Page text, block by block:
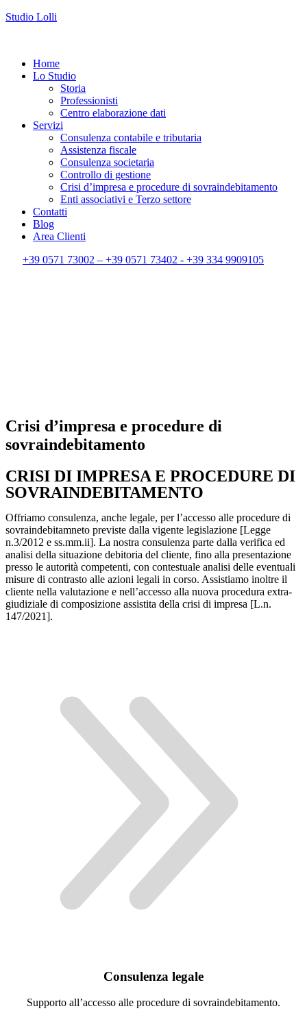
Studio Lolli
Home
Lo Studio
Storia
Professionisti
Centro elaborazione dati
Servizi
Consulenza contabile e tributaria
Assistenza fiscale
Consulenza societaria
Controllo di gestione
Crisi d’impresa e procedure di sovraindebitamento
Enti associativi e Terzo settore
Contatti
Blog
Area Clienti
+39 0571 73002 – +39 0571 73402 - +39 334 9909105
Crisi d’impresa e procedure di
sovraindebitamento
CRISI DI IMPRESA E PROCEDURE DI
SOVRAINDEBITAMENTO
Offriamo consulenza, anche legale, per l’accesso alle procedure di
sovraindebitamneto previste dalla vigente legislazione [Legge
n.3/2012 e ss.mm.ii]. La nostra consulenza parte dalla verifica ed
analisi della situazione debitoria del cliente, fino alla presentazione
presso le autorità competenti, con contestuale analisi delle eventuali
misure di contrasto alle azioni legali in corso. Assistiamo inoltre il
cliente nella valutazione e nell’accesso alla nuova procedura extra-
giudiziale di composizione assistita della crisi di impresa [L.n.
147/2021].
Consulenza legale
Supporto all’accesso alle procedure di sovraindebitamento.